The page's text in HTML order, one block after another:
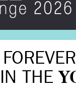
IN THE